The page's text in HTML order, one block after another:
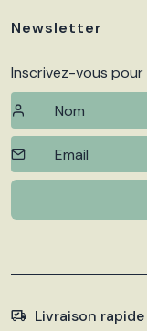
Newsletter
Inscrivez-vous
Livraison rapide